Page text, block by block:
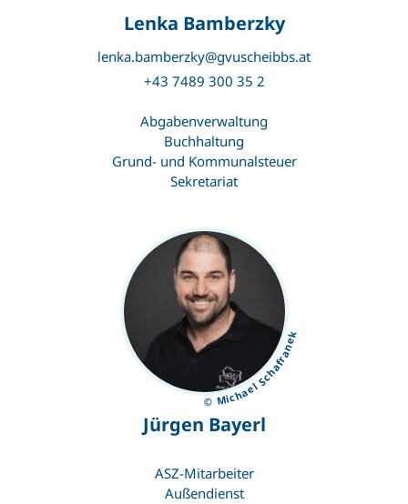
Lenka Bamberzky
lenka.bamberzky@gvuscheibbs.at
+43 7489 300 35 2
Abgabenverwaltung
Buchhaltung
Grund- und Kommunalsteuer
Sekretariat
© Michael Schafranek
Jürgen Bayerl
ASZ-Mitarbeiter
Außendienst